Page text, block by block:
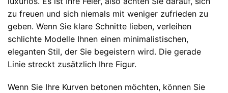
zu freuen und sich niemals mit weniger zufrieden zu
geben. Wenn Sie klare Schnitte lieben, verleihen
schlichte Modelle Ihnen einen minimalistischen,
eleganten Stil, der Sie begeistern wird. Die gerade
Linie streckt zusätzlich Ihre Figur.
Wenn Sie Ihre Kurven betonen möchten, können Sie